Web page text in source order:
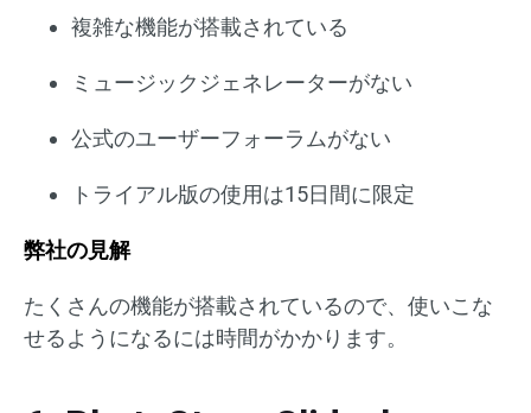
複雑な機能が搭載されている
ミュージックジェネレーターがない
公式のユーザーフォーラムがない
トライアル版の使用は15日間に限定
弊社の見解
たくさんの機能が搭載されているので、使いこな
せるようになるには時間がかかります。